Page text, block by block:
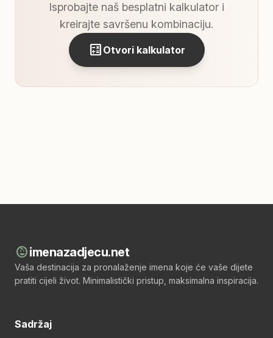
Isprobajte naš besplatni kalkulator i
kreirajte savršenu kombinaciju.
calculate Otvori kalkulator
child_careimenazadjecu.net
Vaša destinacija za pronalaženje imena koje će vaše dijete
pratiti cijeli život. Minimalistički pristup, maksimalna inspiracija.
Sadržaj